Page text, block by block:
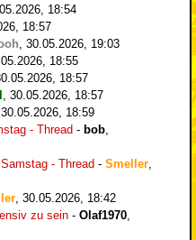
18:54
18:57
30.05.2026, 19:03
18:55
18:57
30.05.2026, 18:57
30.05.2026, 18:59
- Thread - bob
- Thread - Smeller
30.05.2026, 18:42
zu sein - Olaf1970